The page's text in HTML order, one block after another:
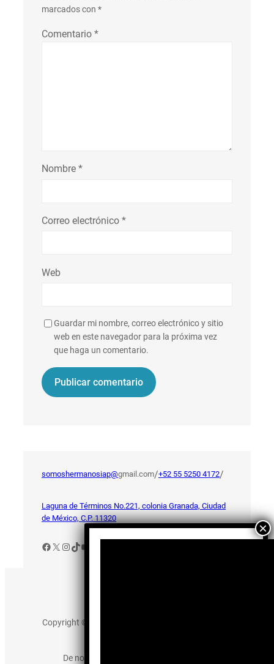
marcados con *
Comentario *
Nombre *
Correo electrónico *
Web
Guardar mi nombre, correo electrónico y sitio
web en este navegador para la próxima vez
que haga un comentario.
somoshermanosiap@gmail.com/+52 55 5250 4172/
Laguna de Términos No.221, colonia Granada, Ciudad
de México, C.P. 11320
Facebook
X Instagram
TikTok
YouTube
Copyright © 2025 somos-hermanos.mx. Todos los
De no existir previa autorización, queda